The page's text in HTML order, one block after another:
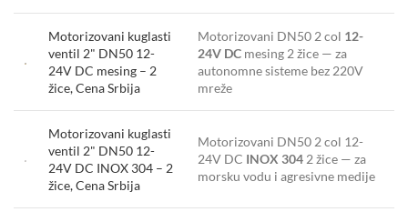
Motorizovani kuglasti
ventil 2" DN50 12-
24V DC mesing – 2
žice, Cena Srbija
Motorizovani DN50 2 col 12-
24V DC mesing 2 žice — za
autonomne sisteme bez 220V
mreže
Motorizovani kuglasti
ventil 2" DN50 12-
24V DC INOX 304 – 2
žice, Cena Srbija
Motorizovani DN50 2 col 12-
24V DC INOX 304 2 žice — za
morsku vodu i agresivne medije